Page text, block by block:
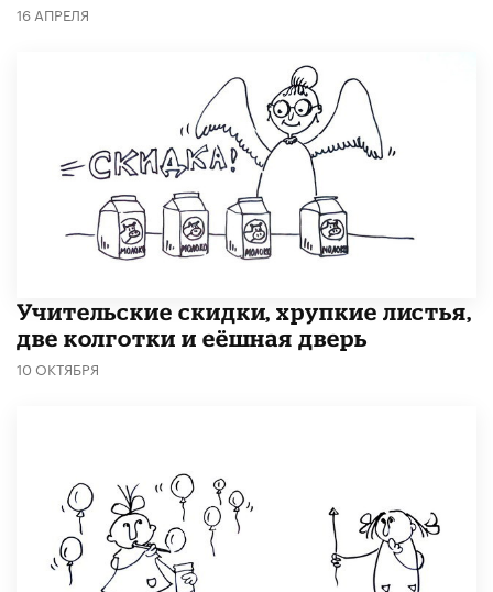
16 АПРЕЛЯ
Учительские скидки, хрупкие листья,
две колготки и еёшная дверь
10 ОКТЯБРЯ